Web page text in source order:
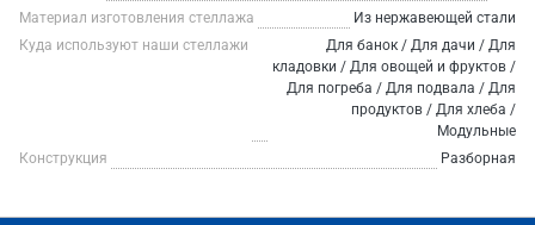
Материал изготовления стеллажа
Из нержавеющей стали
Куда используют наши стеллажи
Для банок / Для дачи / Для
кладовки / Для овощей и фруктов /
Для погреба / Для подвала / Для
продуктов / Для хлеба /
Модульные
Конструкция
Разборная